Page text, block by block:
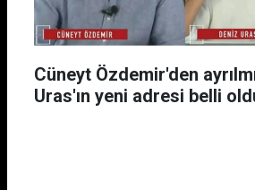
Cüneyt Özdemir'den
Uras'ın yeni adresi belli